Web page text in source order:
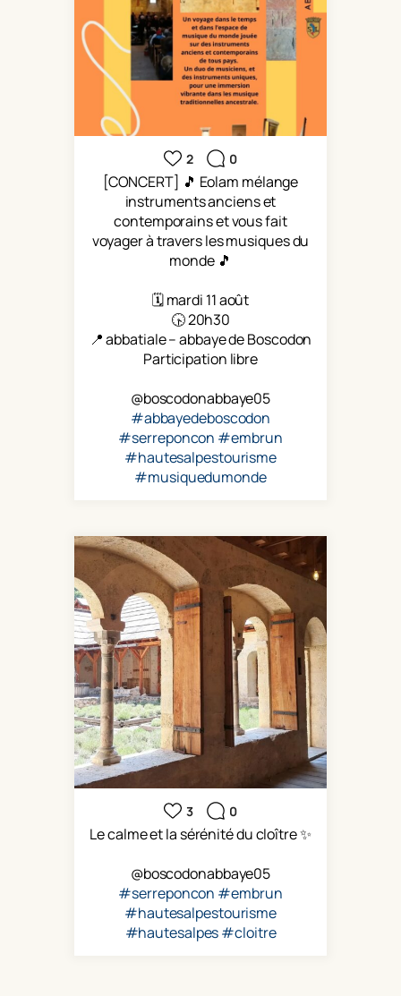
2 0
[CONCERT] 🎵 Eolam mélange
instruments anciens et
contemporains et vous fait
voyager à travers les musiques du
monde 🎵
🗓 mardi 11 août
🕟 20h30
📍 abbatiale – abbaye de Boscodon
Participation libre
@boscodonabbaye05
#abbayedeboscodon
#serreponcon #embrun
#hautesalpestourisme
#musiquedumonde
3 0
Le calme et la sérénité du cloître ✨️
@boscodonabbaye05
#serreponcon #embrun
#hautesalpestourisme
#hautesalpes#cloitre